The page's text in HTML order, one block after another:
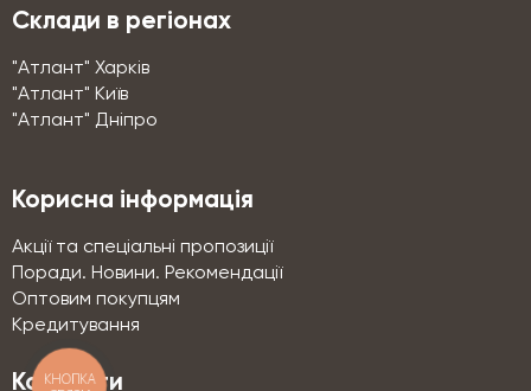
Склади в регіонах
"Атлант" Харків
"Атлант" Київ
"Атлант" Дніпро
Корисна інформація
Акції та спеціальні пропозиції
Поради. Новини. Рекомендації
Оптовим покупцям
Кредитування
Контакти
КНОПКА